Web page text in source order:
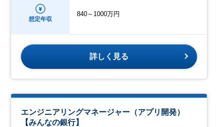
想定年収
840～1000万円
詳しく見る
エンジニアリングマネージャー（アプリ開発）
【みんなの銀行】